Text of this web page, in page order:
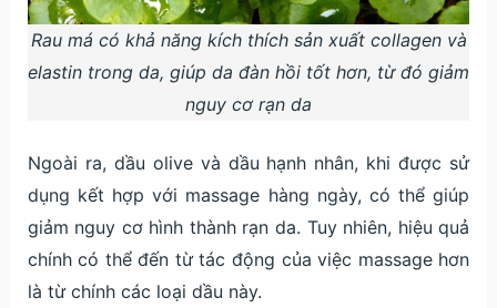
Rau má có khả năng kích thích sản xuất collagen và
elastin trong da, giúp da đàn hồi tốt hơn, từ đó giảm
nguy cơ rạn da
Ngoài ra, dầu olive và dầu hạnh nhân, khi được sử
dụng kết hợp với massage hàng ngày, có thể giúp
giảm nguy cơ hình thành rạn da. Tuy nhiên, hiệu quả
chính có thể đến từ tác động của việc massage hơn
là từ chính các loại dầu này.